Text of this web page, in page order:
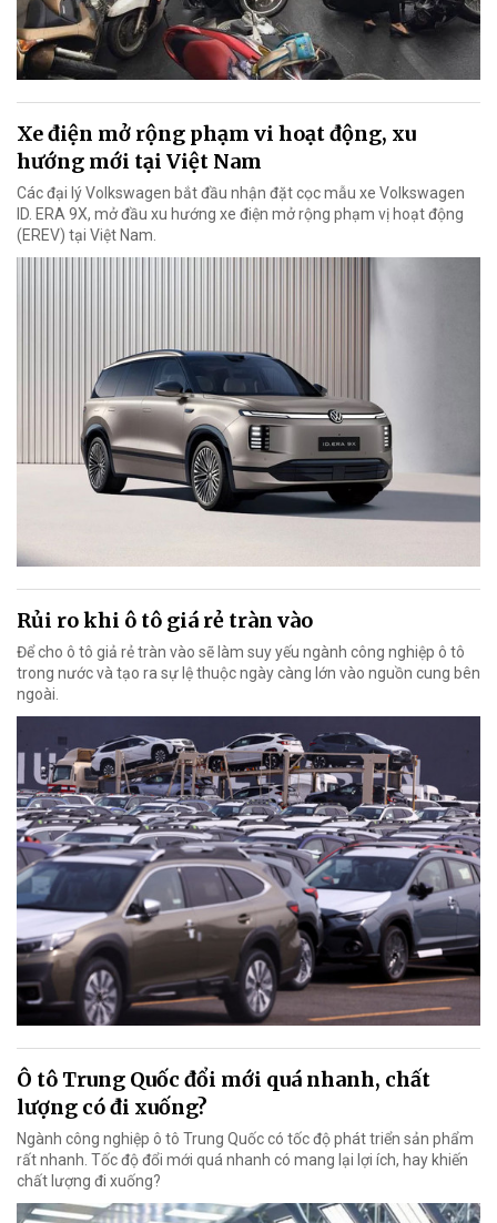
Xe điện mở rộng phạm vi hoạt động, xu
hướng mới tại Việt Nam
Các đại lý Volkswagen bắt đầu nhận đặt cọc mẫu xe Volkswagen
ID. ERA 9X, mở đầu xu hướng xe điện mở rộng phạm vị hoạt động
(EREV) tại Việt Nam.
Rủi ro khi ô tô giá rẻ tràn vào
Để cho ô tô giả rẻ tràn vào sẽ làm suy yếu ngành công nghiệp ô tô
trong nước và tạo ra sự lệ thuộc ngày càng lớn vào nguồn cung bên
ngoài.
Ô tô Trung Quốc đổi mới quá nhanh, chất
lượng có đi xuống?
Ngành công nghiệp ô tô Trung Quốc có tốc độ phát triển sản phẩm
rất nhanh. Tốc độ đổi mới quá nhanh có mang lại lợi ích, hay khiến
chất lượng đi xuống?